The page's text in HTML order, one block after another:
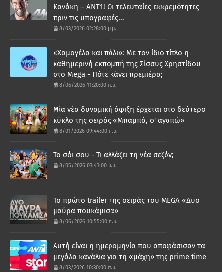
Κανάκη – ΑΝΤ1! Οι τελευταίες εκκρεμότητες
πριν τις υπογραφές...
8/03/2026 02:28:00 μ.μ.
«Χαμογέλα και πάλι»: Με τον ίδιο τίτλο η
καθημερινή εκπομπή της Σίσσυς Χρηστίδου
στο Mega - Πότε κάνει πρεμιέρα;
8/06/2026 11:20:00 π.μ.
Μία νέα δυναμική άφιξη έρχεται στο δεύτερο
κύκλο της σειράς «Μπαμπά, σ' αγαπώ»
8/01/2026 09:44:00 π.μ.
Το σόι σου - Τι αλλάζει τη νέα σεζόν;
8/05/2026 03:43:00 μ.μ.
Το πρώτο trailer της σειράς του MEGA «Δυο
μαύρα πουκάμισα»
8/06/2026 10:55:00 π.μ.
Αυτή είναι η ημερομηνία που αποφάσισαν τα
μεγάλα κανάλια για τη «μάχη» της prime time
8/03/2026 10:30:00 π.μ.